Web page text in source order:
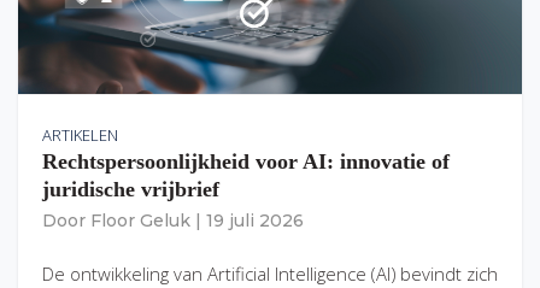
ARTIKELEN
Rechtspersoonlijkheid voor AI: innovatie of
juridische vrijbrief
Door Floor Geluk 19 juli 2026
De ontwikkeling van Artificial Intelligence (AI) bevindt zich